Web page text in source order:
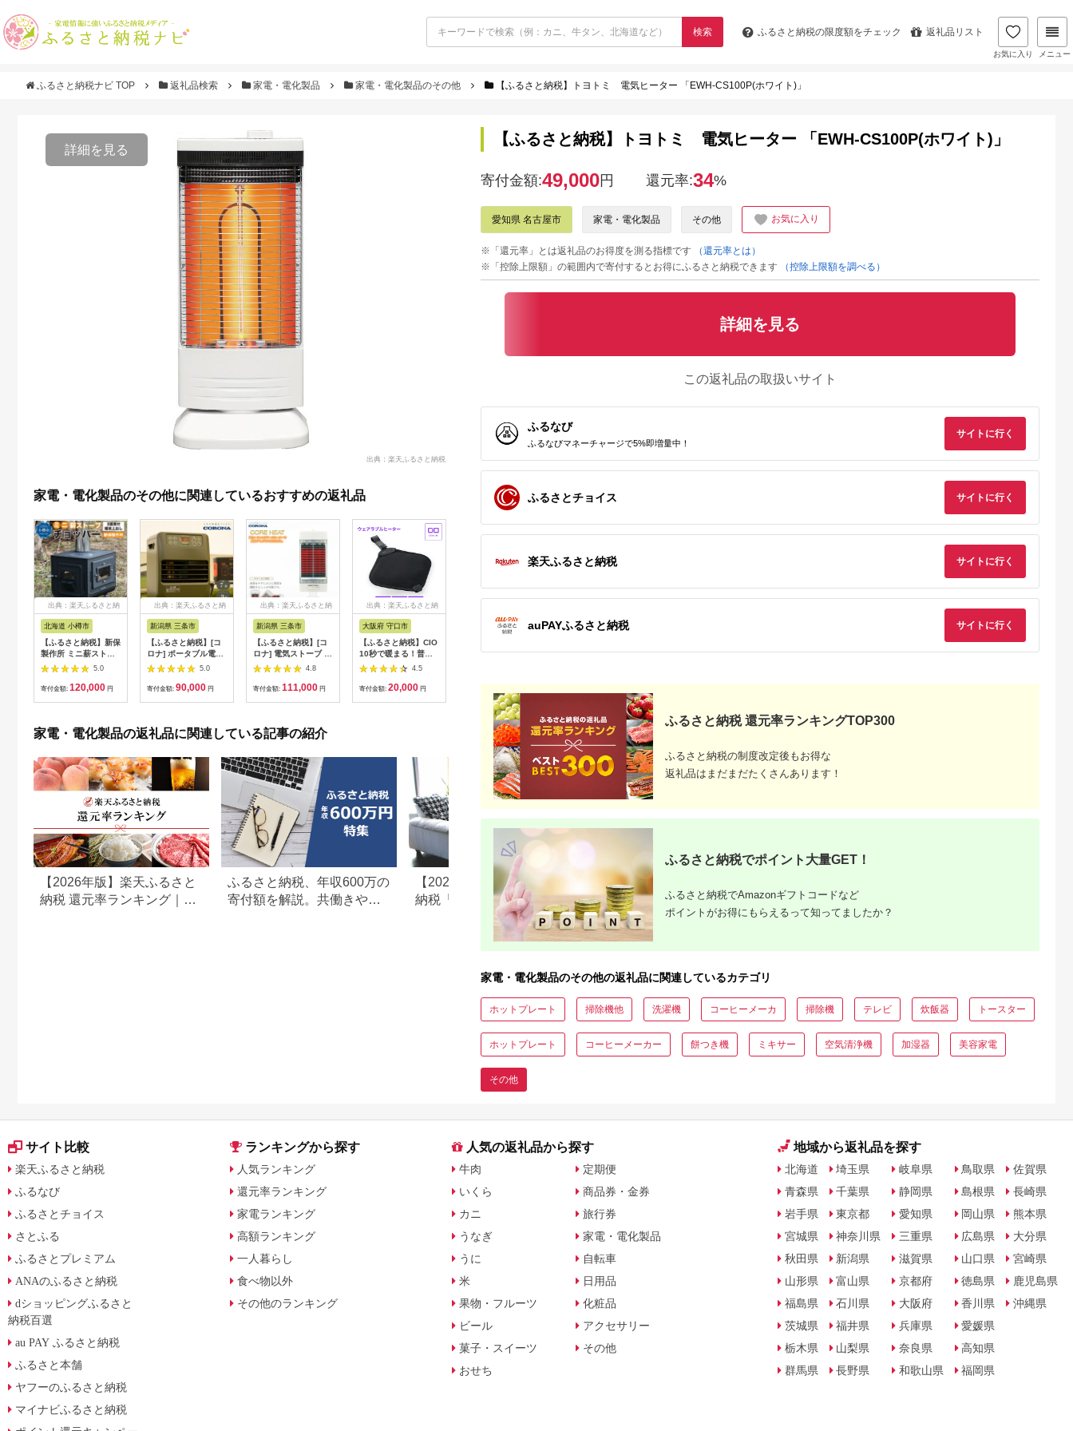
検索 ふるさと納税の限度額をチェック 返礼品リスト
お気に入り メニュー
ふるさと納税ナビ TOP 返礼品検索 家電・電化製品 家電・電化製品のその他 【ふるさと納税】トヨトミ 電気ヒーター 「EWH-CS100P(ホワイト)」
詳細を見る
出典：楽天ふるさと納税
家電・電化製品のその他に関連しているおすすめの返礼品
出典：楽天ふるさと納
北海道 小樽市
【ふるさと納税】新保
製作所 ミニ薪ストー
ブ3面窓付”チョッパ
ー”煙突上出し | スト
ーブ 薪ストーブ アウ
5.0
寄付金額: 120,000 円
出典：楽天ふるさと納
新潟県 三条市
【ふるさと納税】[コ
ロナ] ポータブル電源
対応石油ファンヒータ
ー FH-CP25Y(G) 小型
石油ストーブ キャン
ゃれ【090S005】
5.0
寄付金額: 90,000 円
出典：楽天ふるさと納
新潟県 三条市
【ふるさと納税】[コ
ロナ] 電気ストーブ コ
アヒート 1150W ホワ
イト CH-12RB(W) 家
電 暖房機 暖房器具 ヒ
4.8
寄付金額: 111,000 円
出典：楽天ふるさと納
大阪府 守口市
【ふるさと納税】CIO
10秒で暖まる！普段
着に簡単取り付け可能
WEARHACK02 ｜洗
4.5
寄付金額: 20,000 円
新潟県 三条市
ロナ] 石油ストーブ
トーブ おしゃれ
【054P003】
新潟県 三条市
ロナ] オイルレスヒー
DHS-1525(TC) オイル
レスヒーター 電気暖
房機 暖房機器 暖房器
具 乾燥しづらい暖房
家電 電気ヒーター
【277S001】
額】2～3週間以内に
ーター おしゃれ かわ
物家電
トミ「反射形石油スト
【ふるさと納税】
Bestore PTCセラミ
たま市 埼玉県
埼玉県 さいたま市
【ふるさと納税】イ
タニ カセットガスス
家電・電化製品の返礼品に関連している記事の紹介
【2026年版】楽天ふるさと
納税 還元率ランキング｜高
ふるさと納税、年収600万の
寄付額を解説。共働きや子
【2026年最新版】ふるさと
納税「食べ物以外」返礼品
の還元率ランキング！
楽天ふるさと納税でこだわ
りの家電探し。おすすめラ
ンキングまとめ
【ふるさと納税】トヨトミ 電気ヒーター 「EWH-CS100P(ホワイト)」
寄付金額:49,000円 還元率:34%
愛知県 名古屋市 家電・電化製品 その他 お気に入り
※「還元率」とは返礼品のお得度を測る指標です
（還元率とは）
※「控除上限額」の範囲内で寄付するとお得にふるさと納税できます
（控除上限額を調べる）
詳細を見る
この返礼品の取扱いサイト
ふるなび
ふるなびマネーチャージで5%即増量中！
サイトに行く
ふるさとチョイス サイトに行く
楽天ふるさと納税 サイトに行く
auPAYふるさと納税 サイトに行く
ふるさと納税 還元率ランキングTOP300
ふるさと納税の制度改定後もお得な
返礼品はまだまだたくさんあります！
ふるさと納税でポイント大量GET！
ふるさと納税でAmazonギフトコードなど
ポイントがお得にもらえるって知ってましたか？
家電・電化製品のその他の返礼品に関連しているカテゴリ
ホットプレート 掃除機他 洗濯機 コーヒーメーカ 掃除機 テレビ 炊飯器 トースター
ホットプレート コーヒーメーカー 餅つき機 ミキサー 空気清浄機 加湿器 美容家電
その他
サイト比較
楽天ふるさと納税
ふるなび
ふるさとチョイス
さとふる
ふるさとプレミアム
ANAのふるさと納税
dショッピングふるさと
納税百選
au PAY ふるさと納税
ふるさと本舗
ヤフーのふるさと納税
マイナビふるさと納税
ランキングから探す
人気ランキング
還元率ランキング
家電ランキング
高額ランキング
一人暮らし
食べ物以外
その他のランキング
人気の返礼品から探す
牛肉
いくら
カニ
うなぎ
うに
米
果物・フルーツ
ビール
菓子・スイーツ
おせち
定期便
商品券・金券
旅行券
家電・電化製品
自転車
日用品
化粧品
アクセサリー
その他
地域から返礼品を探す
北海道
青森県
岩手県
宮城県
秋田県
山形県
福島県
茨城県
栃木県
群馬県
埼玉県
千葉県
東京都
神奈川県
新潟県
富山県
石川県
福井県
山梨県
長野県
岐阜県
静岡県
愛知県
三重県
滋賀県
京都府
大阪府
兵庫県
奈良県
和歌山県
鳥取県
島根県
岡山県
広島県
山口県
徳島県
香川県
愛媛県
高知県
福岡県
佐賀県
長崎県
熊本県
大分県
宮崎県
鹿児島県
沖縄県